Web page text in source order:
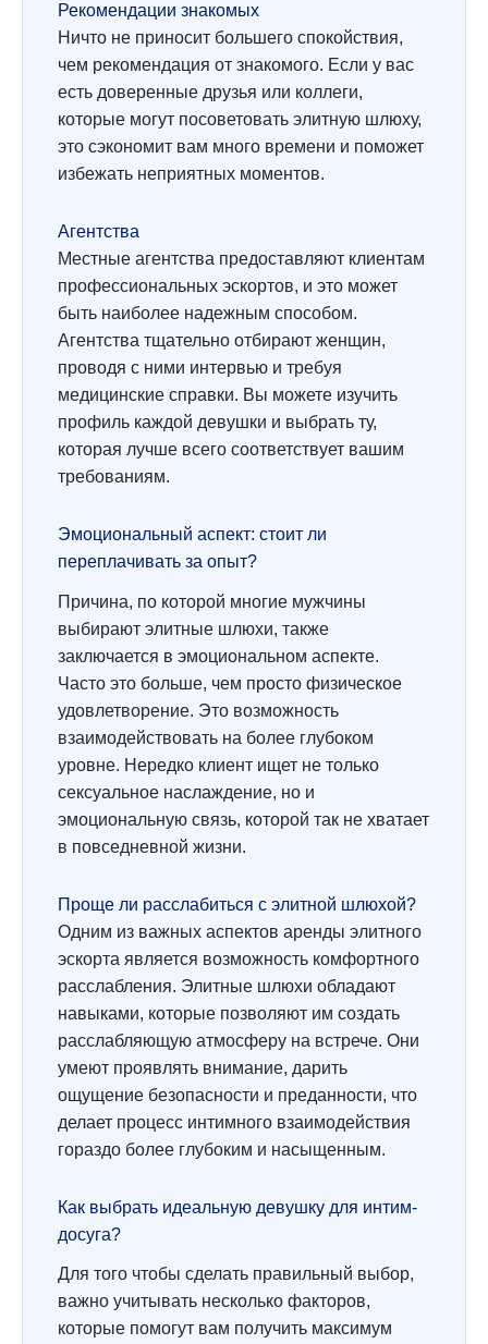
Рекомендации знакомых
Ничто не приносит большего спокойствия,
чем рекомендация от знакомого. Если у вас
есть доверенные друзья или коллеги,
которые могут посоветовать элитную шлюху,
это сэкономит вам много времени и поможет
избежать неприятных моментов.
Агентства
Местные агентства предоставляют клиентам
профессиональных эскортов, и это может
быть наиболее надежным способом.
Агентства тщательно отбирают женщин,
проводя с ними интервью и требуя
медицинские справки. Вы можете изучить
профиль каждой девушки и выбрать ту,
которая лучше всего соответствует вашим
требованиям.
Эмоциональный аспект: стоит ли
переплачивать за опыт?
Причина, по которой многие мужчины
выбирают элитные шлюхи, также
заключается в эмоциональном аспекте.
Часто это больше, чем просто физическое
удовлетворение. Это возможность
взаимодействовать на более глубоком
уровне. Нередко клиент ищет не только
сексуальное наслаждение, но и
эмоциональную связь, которой так не хватает
в повседневной жизни.
Проще ли расслабиться с элитной шлюхой?
Одним из важных аспектов аренды элитного
эскорта является возможность комфортного
расслабления. Элитные шлюхи обладают
навыками, которые позволяют им создать
расслабляющую атмосферу на встрече. Они
умеют проявлять внимание, дарить
ощущение безопасности и преданности, что
делает процесс интимного взаимодействия
гораздо более глубоким и насыщенным.
Как выбрать идеальную девушку для интим-
досуга?
Для того чтобы сделать правильный выбор,
важно учитывать несколько факторов,
которые помогут вам получить максимум